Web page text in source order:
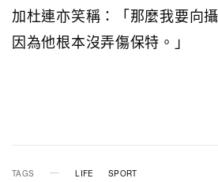
加杜連亦笑稱：「那麼我要向
因為他根本沒弄傷保特。」
TAGS LIFE SPORT